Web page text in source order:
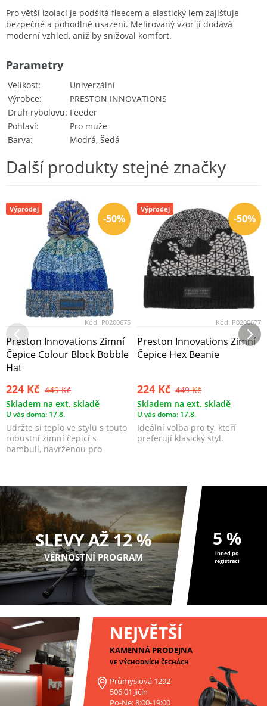
Pro větší izolaci je podšitá fleecem a elastický lem zajišťuje
bezpečné a pohodlné usazení. Melírovaný vzor jí dodává
moderní vzhled, aniž by snižoval komfort.
Velikost
Univerzální
Výrobce
PRESTON INNOVATIONS
Druh rybolovu Feeder
Pohlaví
Pro muže
Barva
Modrá, Šedá
Parametry
Další produkty stejné značky
-50%
Výprodej
Kód: P0200675
Preston Innovations Zimní
Čepice Colour Block Bobble
Hat
224 Kč 449 Kč
Skladem na ext. skladě
U vás doma: 17.8.
Udržte si teplo ve stylu s touto
robustní zimní čepicí s
bambulí, navrženou pro
-50%
Výprodej
Kód: P0200677
Preston Innovations Zimní
Čepice Hex Beanie
224 Kč 449 Kč
Skladem na ext. skladě
U vás doma: 17.8.
Ideální volba pro ty, kteří
preferují klasický styl.
SLEVY AŽ 12 %
VĚRNOSTNÍ PROGRAM
5 %
ihned po
registraci
NEJVĚTŠÍ
KAMENNÁ PRODEJNA
VE VÝCHODNÍCH ČECHÁCH
Průmyslová 1292
506 01 Jičín
Po-Ne: 8:00-19:00